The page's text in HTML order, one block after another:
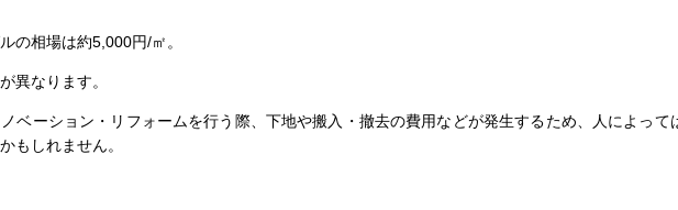
の相場は約5,000円/㎡。
異なります。
ベーション・リフォームを行う際、下地や搬入・撤去の費用などが発生するため、人によって
もしれません。